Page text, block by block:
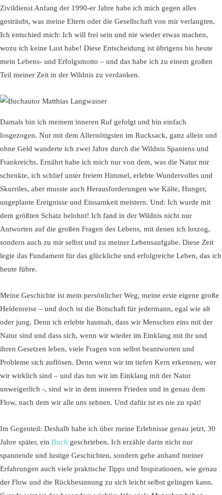
Zivildienst Anfang der 1990-er Jahre habe ich mich gegen alles
gesträubt, was meine Eltern oder die Gesellschaft von mir verlangten.
Ich entschied mich: Ich will frei sein und nie wieder etwas machen,
wozu ich keine Lust habe! Diese Entscheidung ist übrigens bis heute
mein Lebens- und Erfolgsmotto – und das habe ich zu einem großen
Teil meiner Zeit in der Wildnis zu verdanken.
Damals bin ich meinem inneren Ruf gefolgt und bin einfach
losgezogen. Nur mit dem Allernötigsten im Rucksack, ganz allein und
ohne Geld wanderte ich zwei Jahre durch die Wildnis Spaniens und
Frankreichs. Ernährt habe ich mich nur von dem, was die Natur mir
schenkte, ich schlief unter freiem Himmel, erlebte Wundervolles und
Skurriles, aber musste auch Herausforderungen wie Kälte, Hunger,
ungeplante Ereignisse und Einsamkeit meistern. Und: Ich wurde mit
dem größten Schatz belohnt! Ich fand in der Wildnis nicht nur
Antworten auf die großen Fragen des Lebens, mit denen ich loszog,
sondern auch zu mir selbst und zu meiner Lebensaufgabe. Diese Zeit
legte das Fundament für das glückliche und erfolgreiche Leben, das ich
heute führe.
Meine Geschichte ist mein persönlicher Weg, meine erste eigene große
Heldenreise – und doch ist die Botschaft für jedermann, egal wie alt
oder jung. Denn ich erlebte hautnah, dass wir Menschen eins mit der
Natur sind und dass sich, wenn wir wieder im Einklang mit ihr und
ihren Gesetzen leben, viele Fragen von selbst beantworten und
Probleme sich auflösen. Denn wenn wir im tiefen Kern erkennen, wer
wir wirklich sind – und das tun wir im Einklang mit der Natur
unweigerlich -, sind wir in dem inneren Frieden und in genau dem
Flow, nach dem wir alle uns sehnen. Und dafür ist es nie zu spät!
Im Gegenteil: Deshalb habe ich über meine Erlebnisse genau jetzt, 30
Jahre später, ein Buch geschrieben. Ich erzähle darin nicht nur
spannende und lustige Geschichten, sondern gebe anhand meiner
Erfahrungen auch viele praktische Tipps und Inspirationen, wie genau
der Flow und die Rückbesinnung zu sich leicht selbst gelingen kann.